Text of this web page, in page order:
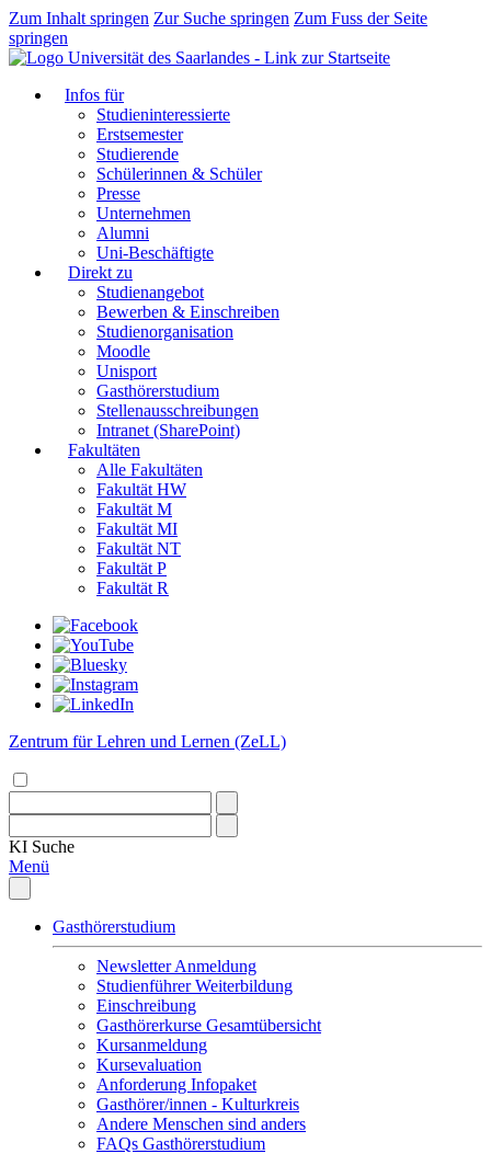
Zum Inhalt springen Zur Suche springen Zum Fuss der Seite
springen
Infos für
Studieninteressierte
Erstsemester
Studierende
Schülerinnen & Schüler
Presse
Unternehmen
Alumni
Uni-Beschäftigte
Direkt zu
Studienangebot
Bewerben & Einschreiben
Studienorganisation
Moodle
Unisport
Gasthörerstudium
Stellenausschreibungen
Intranet (SharePoint)
Fakultäten
Alle Fakultäten
Fakultät HW
Fakultät M
Fakultät MI
Fakultät NT
Fakultät P
Fakultät R
Zentrum für Lehren und Lernen (ZeLL)
KI Suche
Menü
Gasthörerstudium
Newsletter Anmeldung
Studienführer Weiterbildung
Einschreibung
Gasthörerkurse Gesamtübersicht
Kursanmeldung
Kursevaluation
Anforderung Infopaket
Gasthörer/innen - Kulturkreis
Andere Menschen sind anders
FAQs Gasthörerstudium